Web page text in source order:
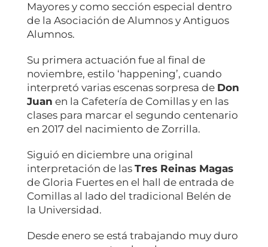
Mayores y como sección especial dentro
de la Asociación de Alumnos y Antiguos
Alumnos.
Su primera actuación fue al final de
noviembre, estilo ‘happening’, cuando
interpretó varias escenas sorpresa de Don
Juan en la Cafetería de Comillas y en las
clases para marcar el segundo centenario
en 2017 del nacimiento de Zorrilla.
Siguió en diciembre una original
interpretación de las Tres Reinas Magas
de Gloria Fuertes en el hall de entrada de
Comillas al lado del tradicional Belén de
la Universidad.
Desde enero se está trabajando muy duro